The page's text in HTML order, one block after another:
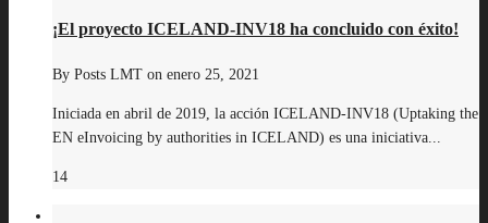
¡El proyecto ICELAND-INV18 ha concluido con éxito!
By Posts LMT on enero 25, 2021
Iniciada en abril de 2019, la acción ICELAND-INV18 (Uptaking the
EN eInvoicing by authorities in ICELAND) es una iniciativa...
14